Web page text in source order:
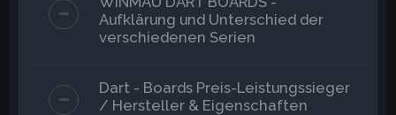
Aufklärung und Unterschied der
verschiedenen Serien
Dart - Boards Preis-Leistungssieger
/ Hersteller & Eigenschaften